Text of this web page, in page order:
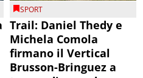
SPORT
Trail: Daniel Thedy e
Michela Comola
firmano il Vertical
Brusson-Bringuez a